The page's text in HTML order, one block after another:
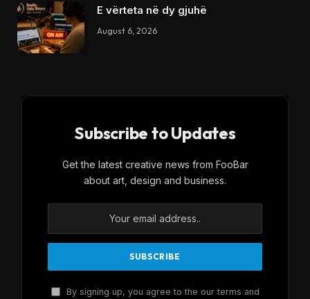
E vërteta në dy gjuhë
August 6, 2026
Subscribe to Updates
Get the latest creative news from FooBar
about art, design and business.
By signing up, you agree to the our terms and